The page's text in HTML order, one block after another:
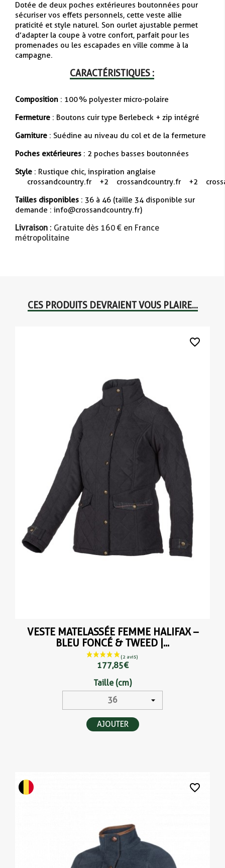
Dotée de deux poches extérieures boutonnées pour
sécuriser vos effets personnels, cette veste allie
praticité et style naturel. Son ourlet ajustable permet
d’adapter la coupe à votre confort, parfait pour les
promenades ou les escapades en ville comme à la
campagne.
CARACTÉRISTIQUES :
Composition : 100 % polyester micro-polaire
Fermeture : Boutons cuir type Berlebeck + zip intégré
Garniture : Suédine au niveau du col et de la fermeture
Poches extérieures : 2 poches basses boutonnées
Style : Rustique chic, inspiration anglaise
crossandcountry.fr
+2 crossandcountry.fr +2
Tailles disponibles : 36 à 46 (taille 34 disponible sur
demande : info@crossandcountry.fr)
Livraison : Gratuite dès 160 € en France
métropolitaine
CES PRODUITS DEVRAIENT VOUS PLAIRE...
VESTE MATELASSÉE FEMME HALIFAX –
BLEU FONCÉ & TWEED |...
177,85 €
Taille (cm)
AJOUTER
favorite_border
favorite_border